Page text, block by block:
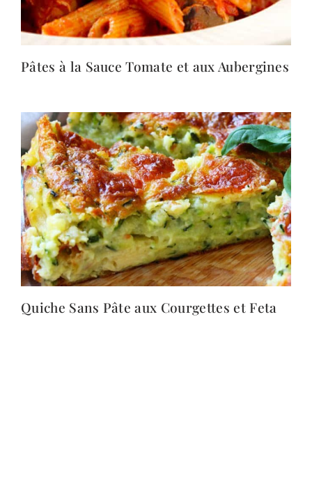
Pâtes à la Sauce Tomate et aux Aubergines
Quiche Sans Pâte aux Courgettes et Feta